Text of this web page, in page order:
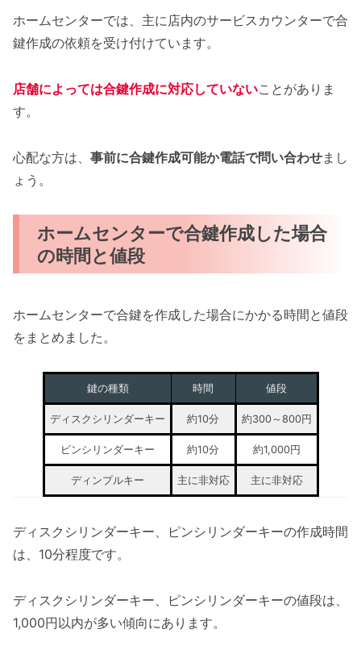
ホームセンターでは、主に店内のサービスカウンターで合
鍵作成の依頼を受け付けています。
店舗によっては合鍵作成に対応していないことがありま
す。
心配な方は、 事前に合鍵作成可能か電話で問い合わせまし
ょう。
ホームセンターで合鍵作成した場合
の時間と値段
ホームセンターで合鍵を作成した場合にかかる時間と値段
をまとめました。
鍵の種類 時間 値段
ディスクシリンダーキー 約10分 約300～800円
ピンシリンダーキー 約10分 約1,000円
ディンプルキー 主に非対応 主に非対応
ディスクシリンダーキー、ピンシリンダーキーの作成時間
は、10分程度です。
ディスクシリンダーキー、ピンシリンダーキーの値段は、
1,000円以内が多い傾向にあります。